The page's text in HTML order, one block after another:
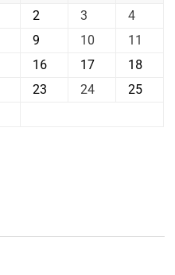
2 3
4
9 10
11
16 17
18
23 24
25